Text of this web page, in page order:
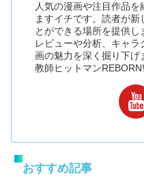
人気の漫画や注目作品
ますイチです。読者が新
とができる場所を提供
レビューや分析、キャ
画の魅力を深く掘り下げ
教師ヒットマン
おすすめ記事